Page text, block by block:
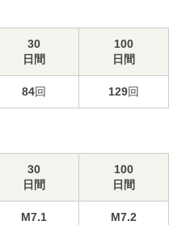
30
日間
100
日間
84回 129回
30
日間
100
日間
M7.1
M7.2